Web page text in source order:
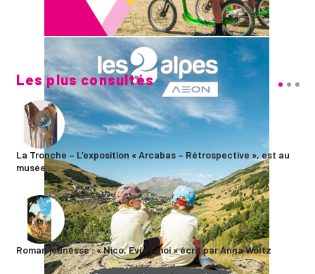
Les plus consultés
La Tronche – L’exposition « Arcabas – Rétrospective », est au
musée ...
Roman jeunesse : « Nico, Evi et moi » écrit par Anna Woltz